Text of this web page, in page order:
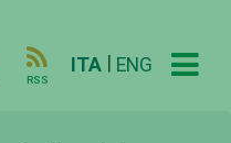
RSS
ITA ENG